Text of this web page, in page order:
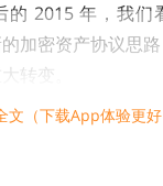
的 2015 年，我们
加密资产协议思
转变。
文（下载App体验更好